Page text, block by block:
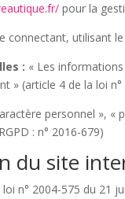
pour la
connectant, utilisant
: « Les
» (article 4 de la loi
personnel », «
: n° 2016-679)
du site
loi n° 2004-575 du